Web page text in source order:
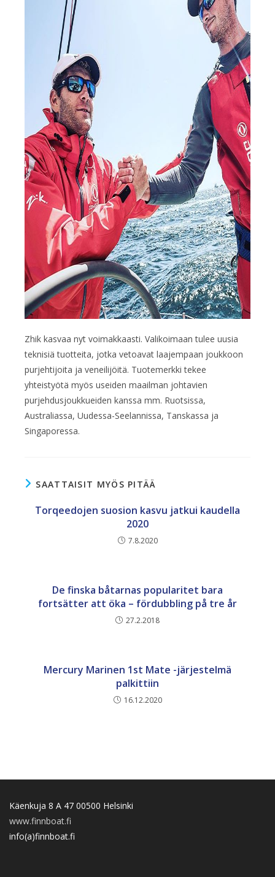
Zhik kasvaa nyt voimakkaasti. Valikoimaan tulee uusia
teknisiä tuotteita, jotka vetoavat laajempaan joukkoon
purjehtijoita ja veneilijöitä. Tuotemerkki tekee
yhteistyötä myös useiden maailman johtavien
purjehdusjoukkueiden kanssa mm. Ruotsissa,
Australiassa, Uudessa-Seelannissa, Tanskassa ja
Singaporessa.
SAATTAISIT MYÖS PITÄÄ
Torqeedojen suosion kasvu jatkui kaudella
2020
7.8.2020
De finska båtarnas popularitet bara
fortsätter att öka – fördubbling på tre år
27.2.2018
Mercury Marinen 1st Mate -järjestelmä
palkittiin
16.12.2020
Käenkuja 8 A 47 00500 Helsinki
www.finnboat.fi
info(a)finnboat.fi